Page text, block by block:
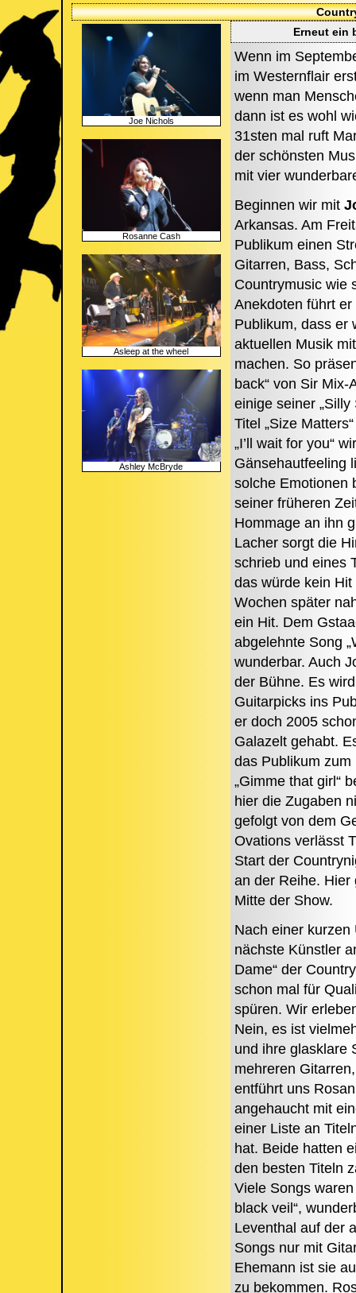
Joe Nichols
Rosanne Cash
Asleep at the wheel
Ashley McBryde
Erneut ein
Wenn im
im Westernflair
wenn man
dann ist es wohl
31sten mal ruft
der schönsten
mit vier
Beginnen wir mit
Arkansas. Am
Publikum einen
Gitarren, Bass,
Countrymusic wie
Anekdoten führt
Publikum, dass er
aktuellen Musik
machen. So
back“ von Sir
einige seiner
Titel „Size
„I’ll wait for you“
Gänsehautfeeling
solche Emotionen
seiner früheren
Hommage an ihn
Lacher sorgt die
schrieb und eines
das würde kein
Wochen später
ein Hit. Dem
abgelehnte Song
wunderbar. Auch
der Bühne. Es
Guitarpicks ins
er doch 2005
Galazelt gehabt.
das Publikum
„Gimme that girl“
hier die Zugaben
gefolgt von dem
Ovations verlässt
Start der
an der Reihe. Hier
Mitte der Show.
Nach einer
nächste Künstler
Dame“ der
schon mal für
spüren. Wir
Nein, es ist
und ihre glasklare
mehreren
entführt uns
angehaucht mit
einer Liste an
hat. Beide hatten
den besten Titeln
Viele Songs
black veil“,
Leventhal auf der
Songs nur mit
Ehemann ist sie
zu bekommen.